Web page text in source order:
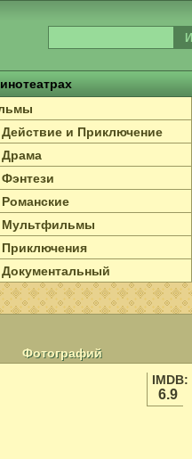
Действие и Приключение
Драма
Фэнтези
Романские
Мультфильмы
Приключения
Документальный
Фотографий
IMDB:
6.9